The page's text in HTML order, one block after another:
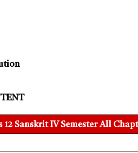
12 Sanskrit IV Semester All